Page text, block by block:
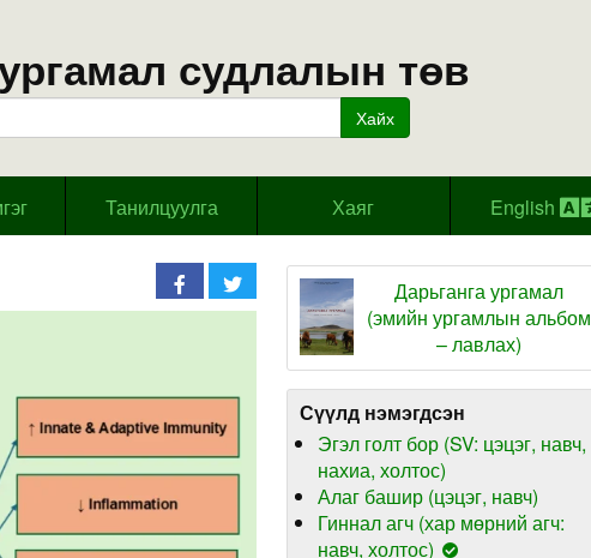
судлалын төв
Хайх
Танилцуулга Хаяг English
Дарьганга ургамал
(эмийн ургамлын альбом
– лавлах)
Сүүлд нэмэгдсэн
Эгэл голт бор (SV: цэцэг, навч,
нахиа, холтос)
Алаг башир (цэцэг, навч)
Гиннал агч (хар мөрний агч:
навч, холтос)